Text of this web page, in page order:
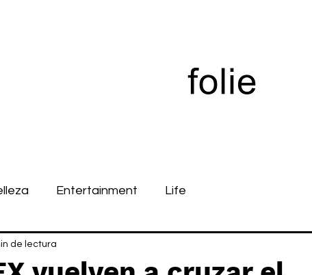
Entertainment Life
de lectura